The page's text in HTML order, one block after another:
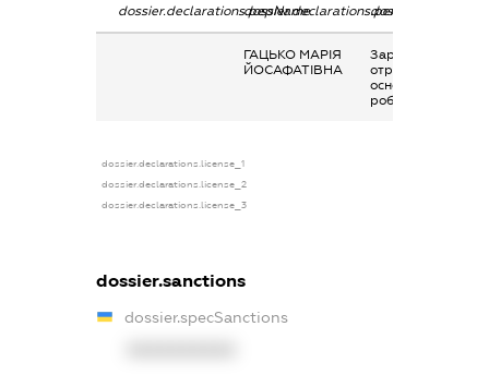
dossier.declarations.pepNamedossier.declarations.personName
ГАЦЬКО МАРІЯ
ЙОСАФАТІВНА
Заробітна плата
отримана за
основним місцем
роботи
dossier.declarations.license_1
dossier.declarations.license_2
dossier.declarations.license_3
dossier.sanctions
dossier.specSanctions